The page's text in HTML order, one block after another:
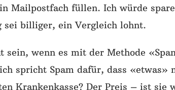
Mailpostfach füllen. Ich würde
sei billiger, ein Vergleich lohnt.
sein, wenn es mit der Methode
spricht Spam dafür, dass
Krankenkasse? Der Preis – ist